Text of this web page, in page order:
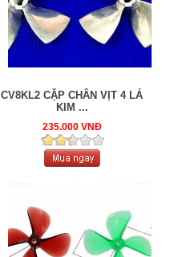
CV8KL2 CẶP CHÂN VỊT 4 LÁ
KIM ...
235.000 VNĐ